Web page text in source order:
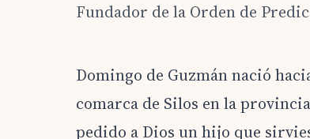
Fundador de la Orden de
Domingo de Guzmán nació
comarca de Silos en la
pedido a Dios un hijo que